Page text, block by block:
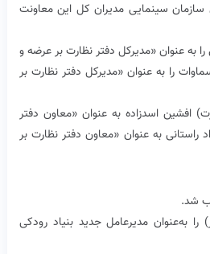
سینمایی مدیران کل این معاونت
به عنوان «مدیرکل دفتر نظارت بر عرضه و
را به عنوان «مدیرکل دفتر نظارت بر
افشین اسدزاده به عنوان «معاون دفتر
به عنوان «معاون دفتر نظارت بر
شد.
مدیرعامل جدید بنیاد رودکی